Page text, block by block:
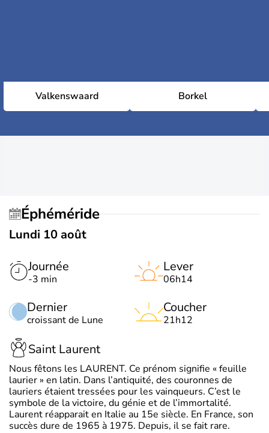
Valkenswaard Borkel
Éphéméride
Lundi 10 août
Journée
-3 min
Dernier
croissant de Lune
Lever
06h14
Coucher
21h12
Saint Laurent
Nous fêtons les LAURENT. Ce prénom signifie « feuille
laurier » en latin. Dans l’antiquité, des couronnes de
lauriers étaient tressées pour les vainqueurs. C’est le
symbole de la victoire, du génie et de l’immortalité.
Laurent réapparait en Italie au 15e siècle. En France, son
succès dure de 1965 à 1975. Depuis, il se fait rare.